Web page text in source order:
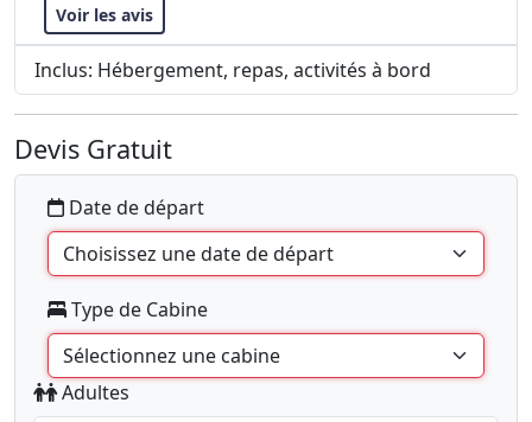
Voir les avis
Inclus: Hébergement, repas, activités à bord
Devis Gratuit
Date de départ
Type de Cabine
Adultes